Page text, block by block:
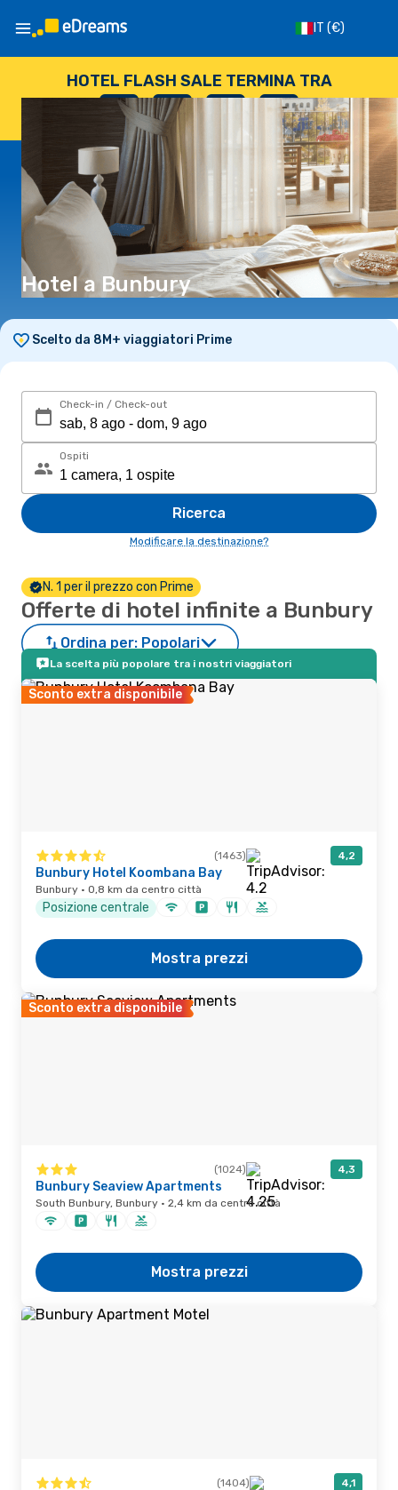
IT (€)
HOTEL FLASH SALE TERMINA TRA
--
GIORNI
: --
ORE
: --
SECONDI
Hotel a Bunbury
Scelto da 8M+ viaggiatori Prime
Check-in / Check-out
Ospiti
Ricerca
Modificare la destinazione?
N. 1 per il prezzo con Prime
Offerte di hotel infinite a Bunbury
Ordina per: Popolari
La scelta più popolare tra i nostri viaggiatori
Sconto extra disponibile
(1463) 4,2
Bunbury Hotel Koombana Bay
Bunbury · 0,8 km da centro città
Posizione centrale
Mostra prezzi
Sconto extra disponibile
(1024) 4,3
Bunbury Seaview Apartments
South Bunbury, Bunbury · 2,4 km da centro città
Mostra prezzi
(1404) 4,1